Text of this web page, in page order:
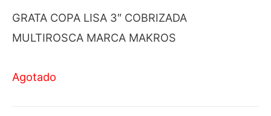
GRATA COPA LISA 3″ COBRIZADA
MULTIROSCA MARCA MAKROS
Agotado